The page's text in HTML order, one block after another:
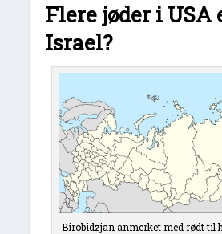
Flere jøder i USA
Israel?
Birobidzjan anmerket med rødt til